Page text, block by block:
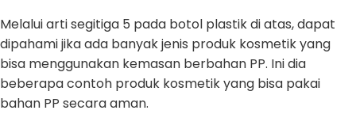
Melalui arti segitiga 5 pada botol plastik di atas, dapat
dipahami jika ada banyak jenis produk kosmetik yang
bisa menggunakan kemasan berbahan PP. Ini dia
beberapa contoh produk kosmetik yang bisa pakai
bahan PP secara aman.